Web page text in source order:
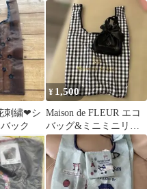
バッグ お
ッグ 軽
ブバッグ
ッグ 手
刺繍❤︎シ
ック
¥ 1,500
Maison de FLEUR エコ
バッグ&ミニミニリボ
ントート